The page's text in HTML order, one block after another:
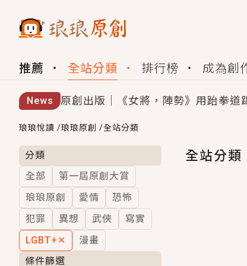
推薦 全站分類 排行榜 成為創
News 原創出版｜《女將，陣勢》用跆拳道
創,作家招募｜華文小說創作首選！
小編心動書單｜《離婚你提的，二
GL｜《夏日與檸檬與重疊世界》炎
BL｜《費洛蒙中毒》救命！特殊費
OMG你嚇到我了｜《陰陽鬼店》上
言情｜《國語推行員》每個人心中都
琅琅悅讀 /琅琅原創 /全站分類
分類
全部
第一屆原創大賞
琅琅原創
愛情
恐怖
犯罪
異想 武俠
寫實
LGBT+ ✕
漫畫
條件篩選
全站分類